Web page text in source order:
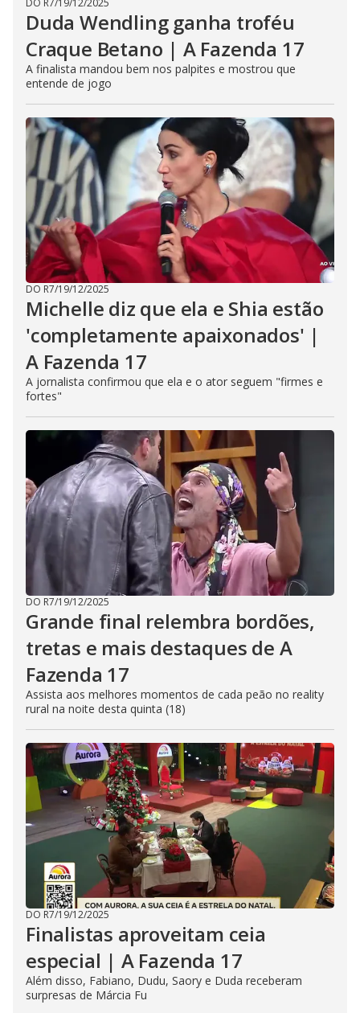
DO R7/19/12/2025
Duda Wendling ganha troféu
Craque Betano | A Fazenda 17
A finalista mandou bem nos palpites e mostrou que
entende de jogo
DO R7/19/12/2025
Michelle diz que ela e Shia estão
'completamente apaixonados' |
A Fazenda 17
A jornalista confirmou que ela e o ator seguem "firmes e
fortes"
DO R7/19/12/2025
Grande final relembra bordões,
tretas e mais destaques de A
Fazenda 17
Assista aos melhores momentos de cada peão no reality
rural na noite desta quinta (18)
DO R7/19/12/2025
Finalistas aproveitam ceia
especial | A Fazenda 17
Além disso, Fabiano, Dudu, Saory e Duda receberam
surpresas de Márcia Fu